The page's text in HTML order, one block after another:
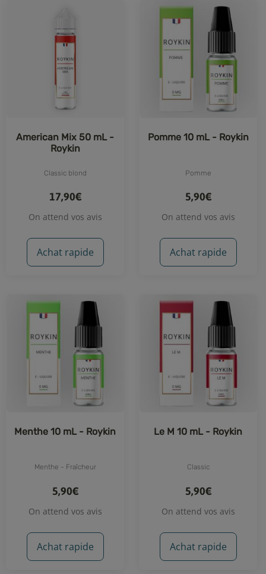
American Mix 50 mL -
Roykin
Classic blond
17,90€
On attend vos avis
Achat rapide
Pomme 10 mL - Roykin
Pomme
5,90€
On attend vos avis
Achat rapide
Menthe 10 mL - Roykin
Menthe - Fraîcheur
5,90€
On attend vos avis
Achat rapide
Le M 10 mL - Roykin
Classic
5,90€
On attend vos avis
Achat rapide